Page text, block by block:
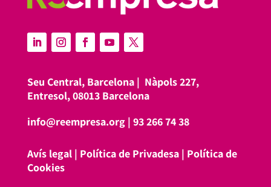
Seu Central, Barcelona | Nàpols 227,
Entresol, 08013 Barcelona
info@reempresa.org| 93 266 74 38
Avís legal| Política de Privadesa| Política de
Cookies